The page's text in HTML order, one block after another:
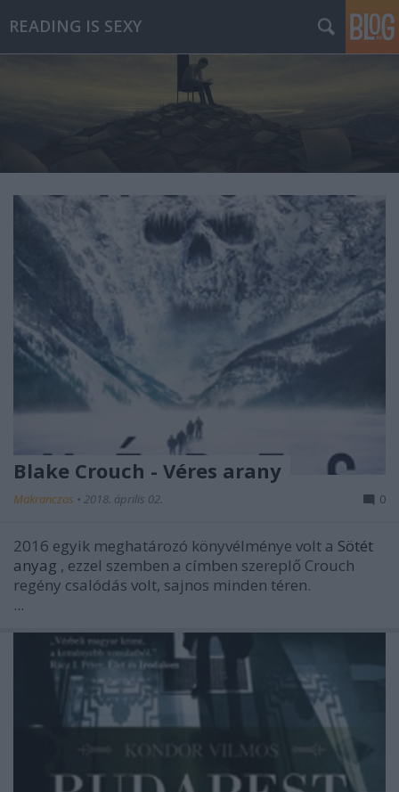
READING IS SEXY
Blake Crouch - Véres arany
Makranczos • 2018. április 02. 0
2016 egyik meghatározó könyvélménye volt a Sötét
anyag , ezzel szemben a címben szereplő Crouch
regény csalódás volt, sajnos minden téren.
...